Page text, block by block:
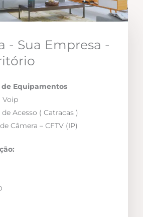
- Sua Empresa -
de Equipamentos
Voip
Acesso ( Catracas )
Câmera – CFTV (IP)